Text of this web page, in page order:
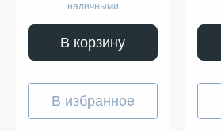
наличными
В корзину
В избранное